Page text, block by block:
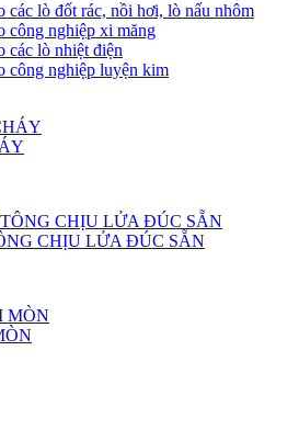
các lò đốt rác, nồi hơi, lò nấu nhôm
công nghiệp xi măng
các lò nhiệt điện
công nghiệp luyện kim
CHỊU LỬA ĐÚC SẴN